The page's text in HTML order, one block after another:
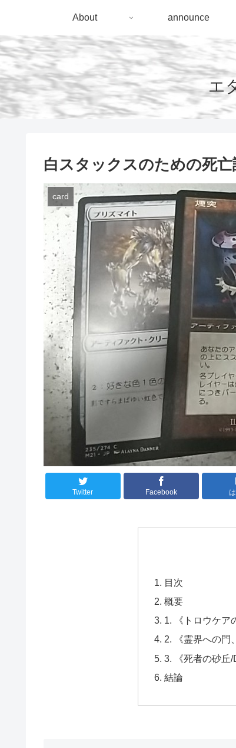
エ
About announce
白スタックスのための死
card
Twitter Facebook
目次
概要
1. 《トロウケア
2. 《霊界への門
3. 《死者の砂丘/
結論